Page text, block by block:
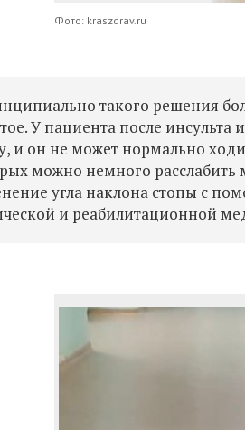
Фото: kraszdrav.ru
такого решения
У пациента после
и он не может нормально
можно немного расслабить
угла наклона стопы с
и реабилитационной